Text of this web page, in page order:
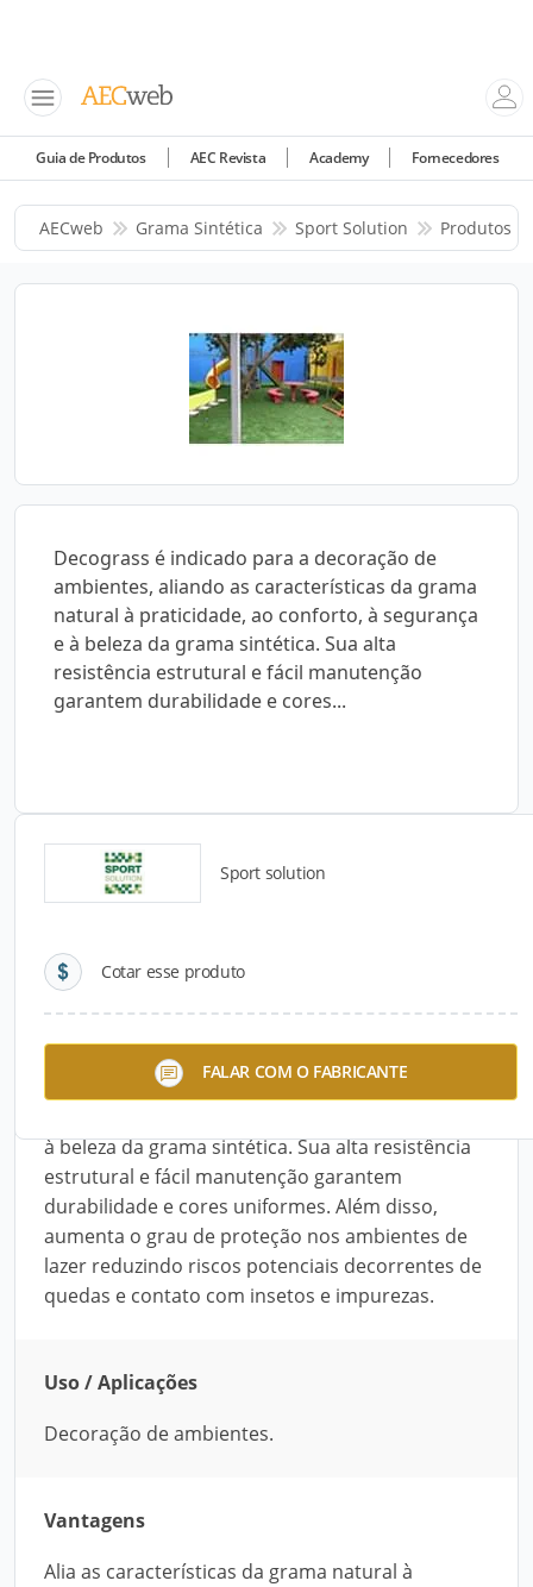
Guia de Produtos AEC Revista Academy Fornecedores
AECweb Grama Sintética Sport Solution Produtos
Decograss é indicado para a decoração de
ambientes, aliando as características da grama
natural à praticidade, ao conforto, à segurança
e à beleza da grama sintética. Sua alta
resistência estrutural e fácil manutenção
garantem durabilidade e cores...
Sport solution
Cotar esse produto
FALAR COM O FABRICANTE
Detalhes do produto
Descrição do Produto
Decograss é indicado para a decoração de
ambientes, aliando as características da grama
à beleza da grama sintética. Sua alta resistência
estrutural e fácil manutenção garantem
durabilidade e cores uniformes. Além disso,
aumenta o grau de proteção nos ambientes de
lazer reduzindo riscos potenciais decorrentes de
quedas e contato com insetos e impurezas.
Uso / Aplicações
Decoração de ambientes.
Vantagens
Alia as características da grama natural à